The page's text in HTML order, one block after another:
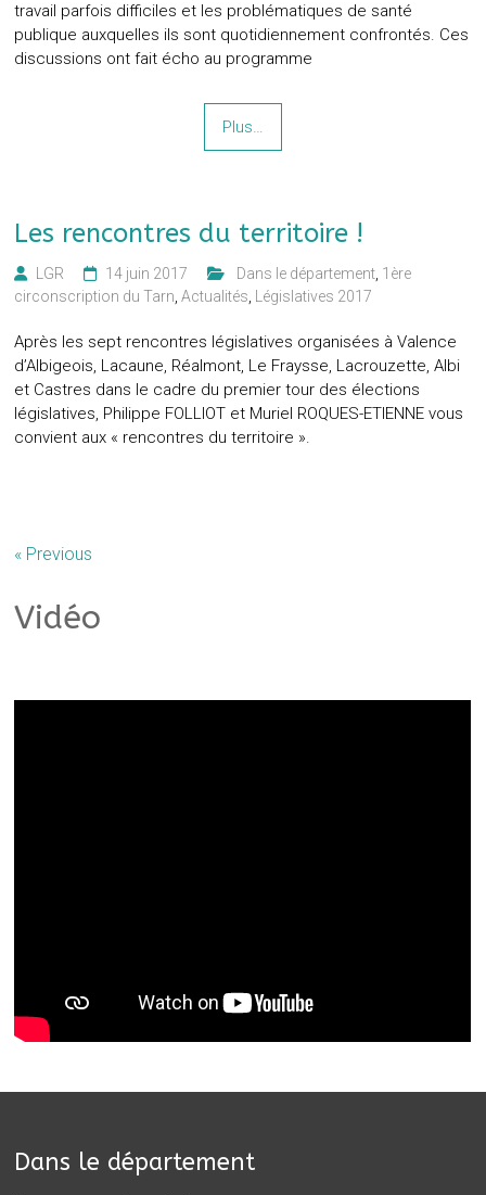
travail parfois difficiles et les problématiques de santé
publique auxquelles ils sont quotidiennement confrontés. Ces
discussions ont fait écho au programme
Plus…
Les rencontres du territoire !
LGR 14 juin 2017 ‎ ‎ Dans le département 1ère
circonscription du Tarn ,Actualités Législatives 2017
Après les sept rencontres législatives organisées à Valence
d’Albigeois, Lacaune, Réalmont, Le Fraysse, Lacrouzette, Albi
et Castres dans le cadre du premier tour des élections
législatives, Philippe FOLLIOT et Muriel ROQUES-ETIENNE vous
convient aux « rencontres du territoire ».
« Previous
Vidéo
Dans le département